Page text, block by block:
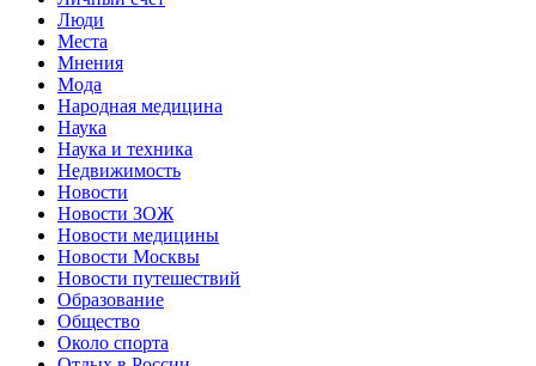
Люди
Места
Мнения
Мода
Народная медицина
Наука
Наука и техника
Недвижимость
Новости
Новости ЗОЖ
Новости медицины
Новости Москвы
Новости путешествий
Образование
Общество
Около спорта